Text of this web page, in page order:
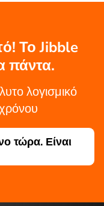
Το Jibble
πάντα.
λογισμικό
τώρα. Είναι